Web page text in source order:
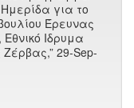
Ημερίδα για το
Έρευνας
Ιδρυμα
29-Sep-